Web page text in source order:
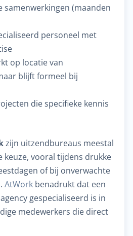
samenwerkingen (maanden
personeel met
op locatie van
blijft formeel bij
die specifieke kennis
zijn uitzendbureaus meestal
keuze, vooral tijdens drukke
of bij onverwachte
AtWork benadrukt dat een
gespecialiseerd is in
medewerkers die direct